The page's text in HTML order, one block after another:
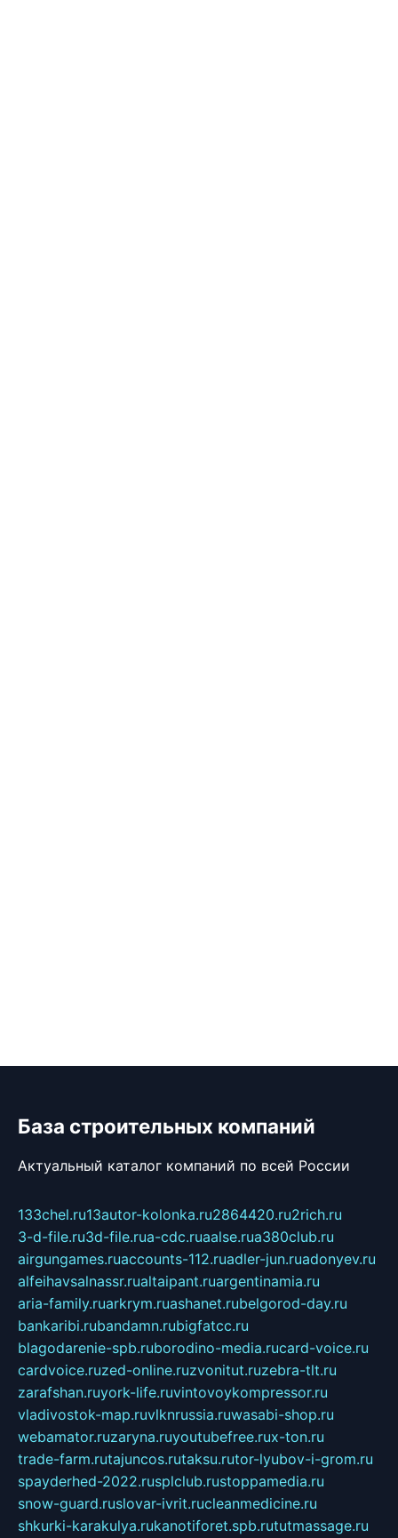
База строительных компаний
Актуальный каталог компаний по всей России
133chel.ru13autor-kolonka.ru2864420.ru2rich.ru
3-d-file.ru3d-file.rua-cdc.ruaalse.rua380club.ru
airgungames.ruaccounts-112.ruadler-jun.ruadonyev.ru
alfeihavsalnassr.rualtaipant.ruargentinamia.ru
aria-family.ruarkrym.ruashanet.rubelgorod-day.ru
bankaribi.rubandamn.rubigfatcc.ru
blagodarenie-spb.ruborodino-media.rucard-voice.ru
cardvoice.ruzed-online.ruzvonitut.ruzebra-tlt.ru
zarafshan.ruyork-life.ruvintovoykompressor.ru
vladivostok-map.ruvlknrussia.ruwasabi-shop.ru
webamator.ruzaryna.ruyoutubefree.rux-ton.ru
trade-farm.rutajuncos.rutaksu.rutor-lyubov-i-grom.ru
spayderhed-2022.rusplclub.rustoppamedia.ru
snow-guard.ruslovar-ivrit.rucleanmedicine.ru
shkurki-karakulya.rukanotiforet.spb.rututmassage.ru